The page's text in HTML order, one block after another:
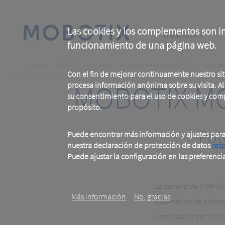
Las cookies y los complementos son
funcionamiento de una página web.
Con el fin de mejorar continuamente nuestro
procesa información anónima sobre su visita.
su consentimiento para el uso de cookies y
propósito.
Puede encontrar más información y ajustes
nuestra declaración de protección de datos
Puede ajustar la configuración en las
Más información No, gracias
content
Main
navigation
Soluciones
Breadcrumb
MOBOTIX
La cámara de 5 MP
automática de
iluminación por